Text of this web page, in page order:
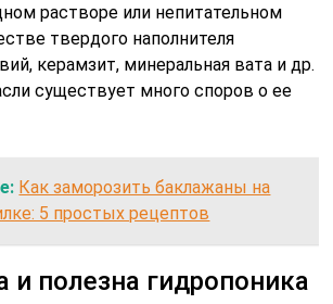
растворе или непитательном
твердого наполнителя
керамзит, минеральная вата и др.
существует много споров о ее
Как заморозить баклажаны на
5 простых рецептов
и полезна гидропоника